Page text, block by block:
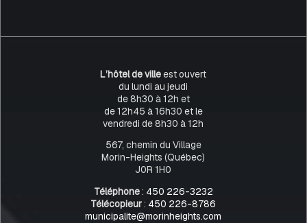
L’hôtel de villeest ouvert
du lundi au jeudi
de 8h30 à 12h et
de 12h45 à 16h30 et le
vendredi de 8h30 à 12h
567, chemin du Village
Morin-Heights (Québec)
J0R 1H0
Téléphone: 450 226-3232
Télécopieur: 450 226-8786
municipalite@morinheights.com